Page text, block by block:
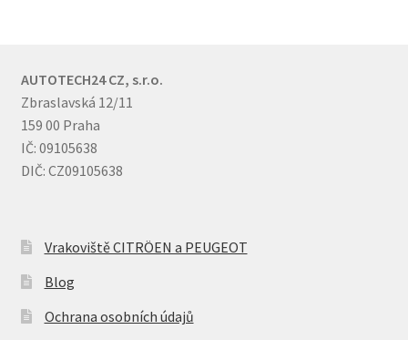
AUTOTECH24 CZ, s.r.o.
Zbraslavská 12/11
159 00 Praha
IČ: 09105638
DIČ: CZ09105638
Vrakoviště CITRÖEN a PEUGEOT
Blog
Ochrana osobních údajů